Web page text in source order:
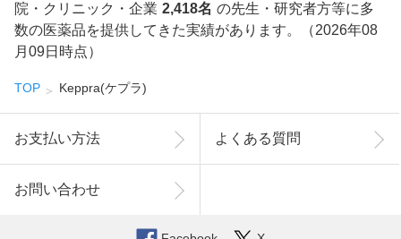
院・クリニック・企業 2,418名 の先生・研究者方等に多
数の医薬品を提供してきた実績があります。（2026年08
月09日時点）
TOP Keppra(ケプラ)
お支払い方法 よくある質問
お問い合わせ